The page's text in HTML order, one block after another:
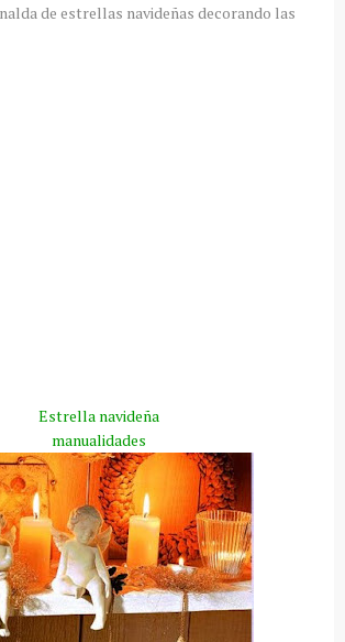
de estrellas navideñas decorando las
Estrella navideña
manualidades